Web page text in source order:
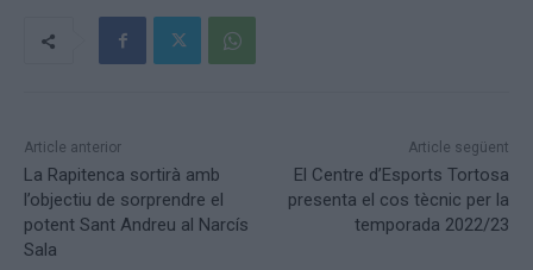
Article anterior
La Rapitenca sortirà amb
l’objectiu de sorprendre el
potent Sant Andreu al Narcís
Sala
Article següent
El Centre d’Esports Tortosa
presenta el cos tècnic per la
temporada 2022/23